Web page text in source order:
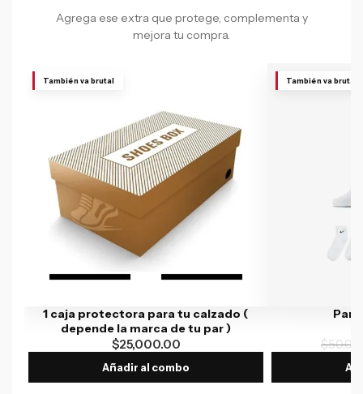
Agrega ese extra que protege, complementa y
mejora tu compra.
También va brutal
1 caja protectora para tu calzado (
depende la marca de tu par )
$25,000.00
Añadir al combo
También va brutal
Par
$